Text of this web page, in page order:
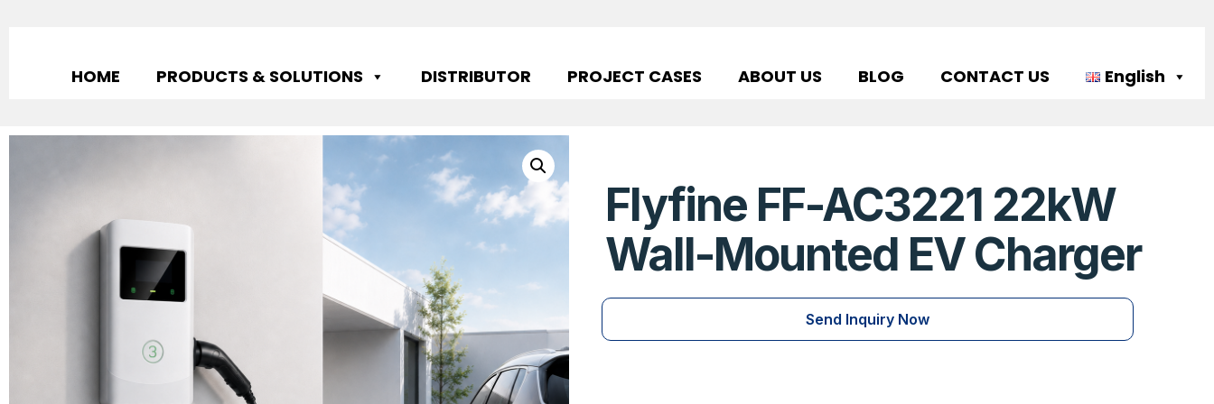
HOME PRODUCTS & SOLUTIONS DISTRIBUTOR PROJECT CASES ABOUT US BLOG CONTACT US English
Flyfine FF-AC3221 22kW
Wall-Mounted EV Charger
Send Inquiry Now